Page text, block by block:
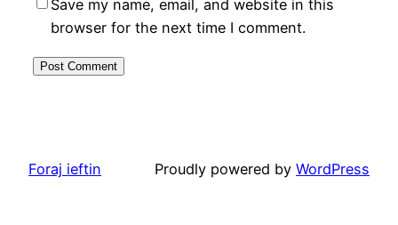
Save my name, email, and website in this
browser for the next time I comment.
Foraj ieftin Proudly powered by WordPress